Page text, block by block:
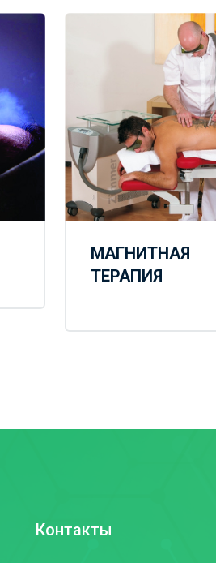
МАГНИТНАЯ
ТЕРАПИЯ
Контакты